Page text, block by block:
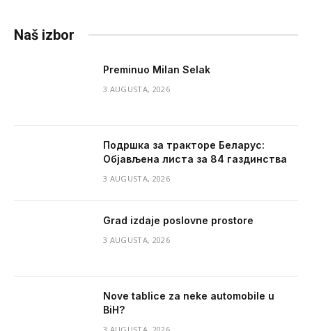
Naš izbor
Preminuo Milan Selak
3 AUGUSTA, 2026
Подршка за тракторе Беларус:
Објављена листа за 84 газдинства
3 AUGUSTA, 2026
Grad izdaje poslovne prostore
3 AUGUSTA, 2026
Nove tablice za neke automobile u
BiH?
3 AUGUSTA, 2026